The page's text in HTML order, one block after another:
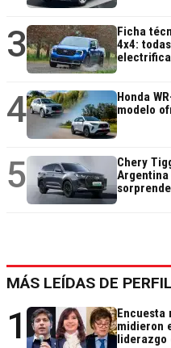
3
Ficha
4x4:
4
Honda
modelo
5
Chery
MÁS LEÍDAS DE PERFIL
1
Encuesta
midieron
liderazgo